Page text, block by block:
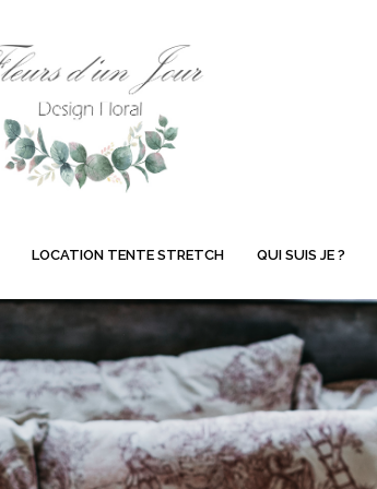
LOCATION TENTE STRETCH QUI SUIS JE ?